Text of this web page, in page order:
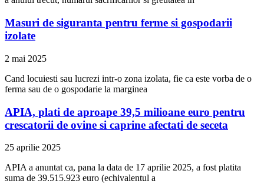
Masuri de siguranta pentru ferme si gospodarii
izolate
2 mai 2025
Cand locuiesti sau lucrezi intr-o zona izolata, fie ca este vorba de o
ferma sau de o gospodarie la marginea
APIA, plati de aproape 39,5 milioane euro pentru
crescatorii de ovine si caprine afectati de seceta
25 aprilie 2025
APIA a anuntat ca, pana la data de 17 aprilie 2025, a fost platita
suma de 39.515.923 euro (echivalentul a